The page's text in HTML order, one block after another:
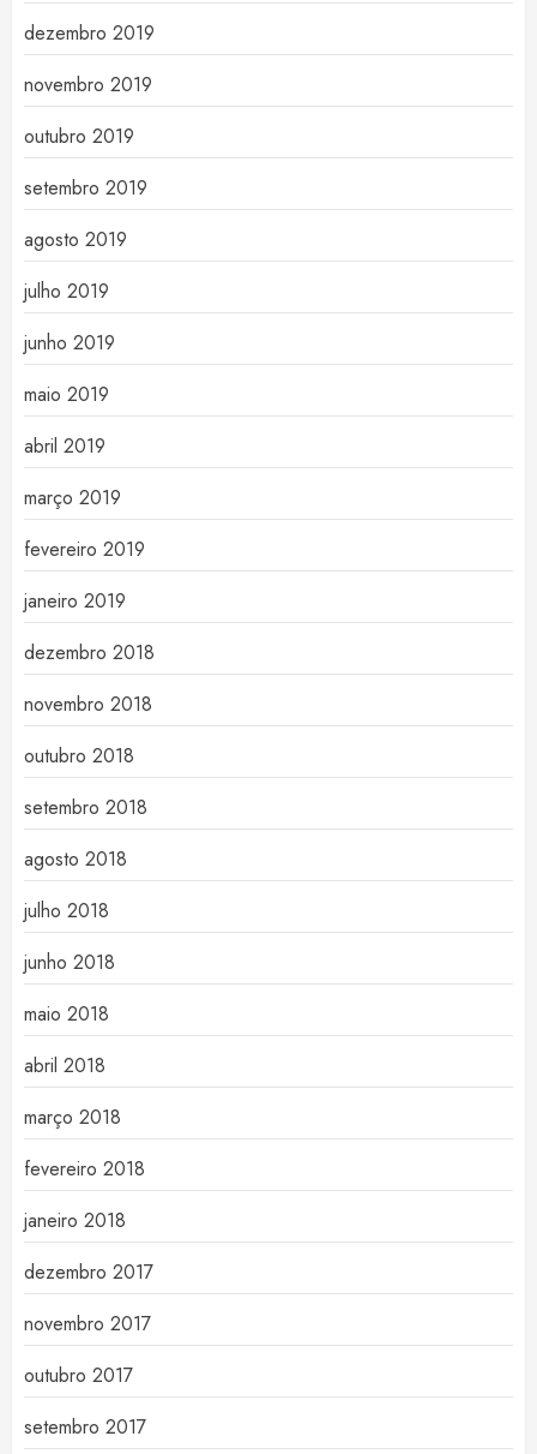
dezembro 2019
novembro 2019
outubro 2019
setembro 2019
agosto 2019
julho 2019
junho 2019
maio 2019
abril 2019
março 2019
fevereiro 2019
janeiro 2019
dezembro 2018
novembro 2018
outubro 2018
setembro 2018
agosto 2018
julho 2018
junho 2018
maio 2018
abril 2018
março 2018
fevereiro 2018
janeiro 2018
dezembro 2017
novembro 2017
outubro 2017
setembro 2017